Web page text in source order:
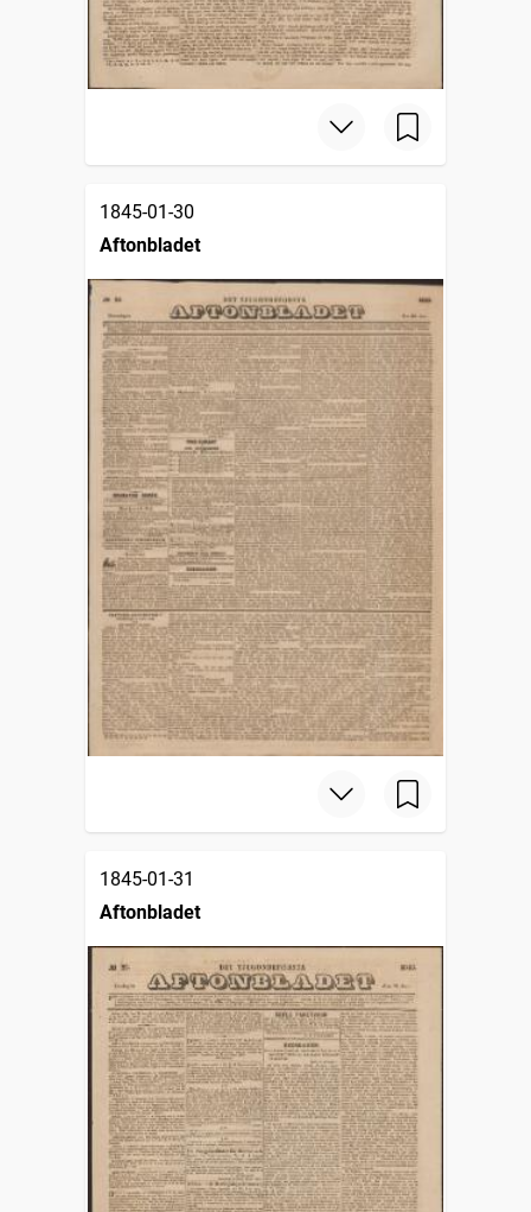
1845-01-30
Aftonbladet
1845-01-31
Aftonbladet